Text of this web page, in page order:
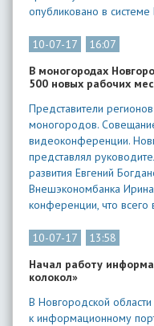
опубликовано в
10-07-17
16:07
В моногородах
500 новых рабочих
Представители
моногородов.
видеоконференции.
представлял
развития Евгений
Внешэкономбанка
конференции, что
10-07-17
13:58
Начал работу
колокол»
В Новгородской
к информационному